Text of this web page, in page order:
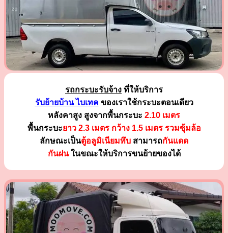
รถกระบะรับจ้าง ที่ให้บริการ
รับย้ายบ้าน ไบเทค ของเราใช้กระบะตอนเดียว
หลังคาสูง สูงจากพื้นกระบะ 2.10 เมตร
พื้นกระบะยาว 2.3 เมตร กว้าง 1.5 เมตร รวมซุ้มล้อ
ลักษณะเป็นตู้อลูมิเนียมทึบ สามารถกันแดด
กันฝนในขณะให้บริการขนย้ายของได้